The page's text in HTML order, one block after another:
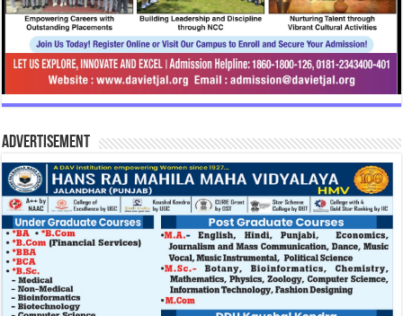
Advertisement